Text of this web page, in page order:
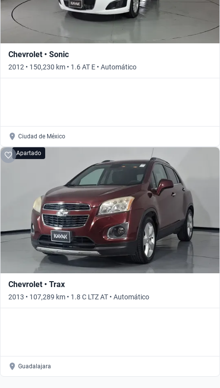
Chevrolet • Sonic
2012 • 150,230 km • 1.6 AT E • Automático
Ciudad de México
Apartado
Chevrolet • Trax
2013 • 107,289 km • 1.8 C LTZ AT • Automático
Guadalajara